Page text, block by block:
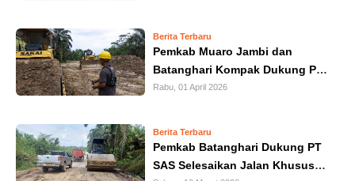
OLAHRAGA
GALLERY
Berita Terbaru
Pemkab Muaro Jambi dan
Batanghari Kompak Dukung PT
SAS Selesaikan Jalan Khusus
Rabu, 01 April 2026
Berita Terbaru
Pemkab Batanghari Dukung PT
SAS Selesaikan Jalan Khusus